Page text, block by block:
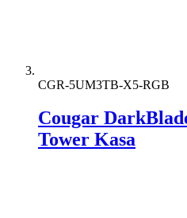
CGR-5UM3TB-X5-RGB
Cougar
Tower Kasa